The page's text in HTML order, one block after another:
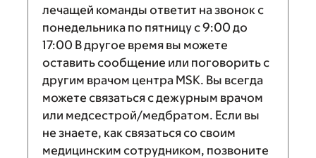
лечащей команды ответит на звонок с
понедельника по пятницу с9:00 до
17:00 В другое время вы можете
оставить сообщение или поговорить с
другим врачом центра MSK. Вы всегда
можете связаться с дежурным врачом
или медсестрой/медбратом. Если вы
не знаете, как связаться со своим
медицинским сотрудником, позвоните